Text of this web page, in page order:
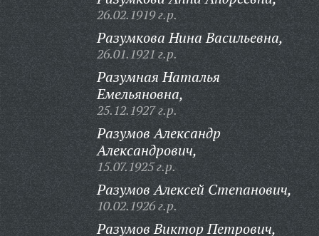
26.02.1919 г.р.
Разумкова Нина Васильевна,
26.01.1921 г.р.
Разумная Наталья
Емельяновна,
25.12.1927 г.р.
Разумов Александр
Александрович,
15.07.1925 г.р.
Разумов Алексей Степанович,
10.02.1926 г.р.
Разумов Виктор Петрович,